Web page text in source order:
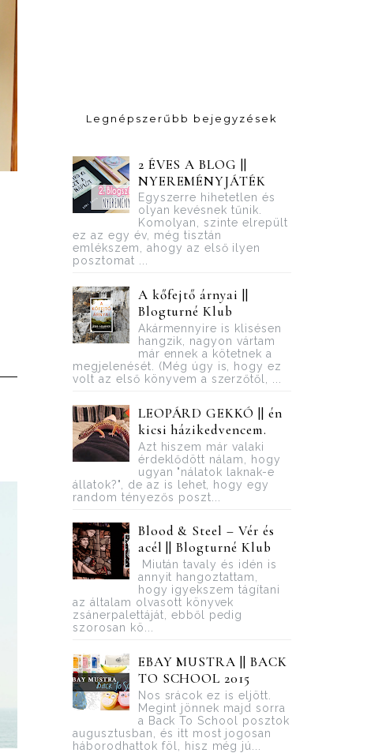
Legnépszerűbb bejegyzések
2 ÉVES A BLOG ||
NYEREMÉNYJÁTÉK
Egyszerre hihetetlen és
olyan kevésnek tűnik.
Komolyan, szinte elrepült
ez az egy év, még tisztán
emlékszem, ahogy az első ilyen
posztomat ...
A kőfejtő árnyai ||
Blogturné Klub
Akármennyire is klisésen
hangzik, nagyon vártam
már ennek a kötetnek a
megjelenését. (Még úgy is, hogy ez
volt az első könyvem a szerzőtől, ...
LEOPÁRD GEKKÓ || én
kicsi házikedvencem.
Azt hiszem már valaki
érdeklődött nálam, hogy
ugyan "nálatok laknak-e
állatok?", de az is lehet, hogy egy
random tényezős poszt...
Blood ​& Steel – Vér és
acél || Blogturné Klub
Miután tavaly és idén is
annyit hangoztattam,
hogy igyekszem tágítani
az általam olvasott könyvek
zsánerpalettáját, ebből pedig
szorosan kö...
EBAY MUSTRA || BACK
TO SCHOOL 2015
Nos srácok ez is eljött.
Megint jönnek majd sorra
a Back To School posztok
augusztusban, és itt most jogosan
háborodhattok föl, hisz még jú...